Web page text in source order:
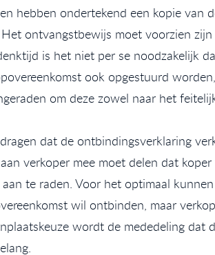
hebben ondertekend een kopie van
ontvangstbewijs moet voorzien
is het niet per se noodzakelijk
ook opgestuurd
om deze zowel naar het
dat de ontbindingsverklaring
verkoper mee moet delen dat
te raden. Voor het optimaal
wil ontbinden, maar
wordt de mededeling dat